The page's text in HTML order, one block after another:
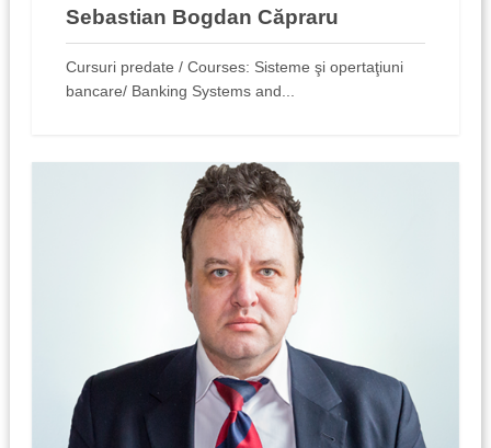
Sebastian Bogdan Căpraru
Cursuri predate / Courses: Sisteme şi opertaţiuni
bancare/ Banking Systems and...